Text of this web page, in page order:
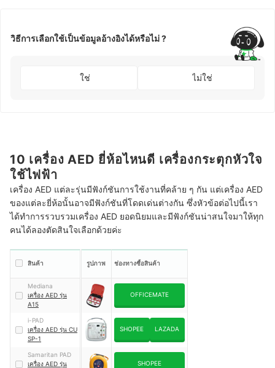
วิธีการเลือกใช้เป็นข้อมูลอ้างอิงได้หรือไม่ ?
ใช่ ไม่ใช่
10 เครื่อง AED ยี่ห้อไหนดี เครื่องกระตุกหัวใจ
ใช้ไฟฟ้า
เครื่อง AED แต่ละรุ่นมีฟังก์ชันการใช้งานที่คล้าย ๆ กัน แต่เครื่อง AED
ของแต่ละยี่ห้อนั้นอาจมีฟังก์ชันที่โดดเด่นต่างกัน ซึ่งหัวข้อต่อไปนี้เรา
ได้ทำการรวบรวมเครื่อง AED ยอดนิยมและมีฟังก์ชันน่าสนใจมาให้ทุก
คนได้ลองตัดสินใจเลือกด้วยค่ะ
สินค้า รูปภาพ ช่องทางซื้อสินค้า
Mediana
เครื่อง AED รุ่น
A15
OFFICEMATE
i-PAD
เครื่อง AED รุ่น CU
SP-1
SHOPEE LAZADA
Samaritan PAD
เครื่อง AED รุ่น
SHOPEE